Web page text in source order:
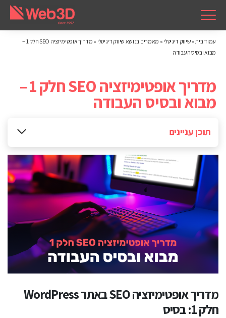
עמוד בית» שיווק דיגיטלי » מאמרים בנושא שיווק דיגיטלי »
מדריך אופטימיזציה SEO חלק 1 –
מבוא ובסיס העבודה
מדריך אופטימיזציה SEO חלק 1 –
מבוא ובסיס העבודה
תוכן עניינים
יסודות מנחים
SEO – כללי
תוצאות בגוגל
מחקר מילים
להמשך המדריך
מדריך אופטימיזציה SEO באתר WordPress
חלק 1: בסיס